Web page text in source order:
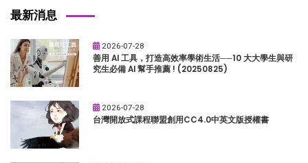
最新消息
2026-07-28
善用 AI 工具，打造高效率學術生活──10 大大學生與研
究生必備 AI 幫手推薦 ! (20250825)
2026-07-28
台灣開放式課程聯盟創用CC4.0中英文版授權書